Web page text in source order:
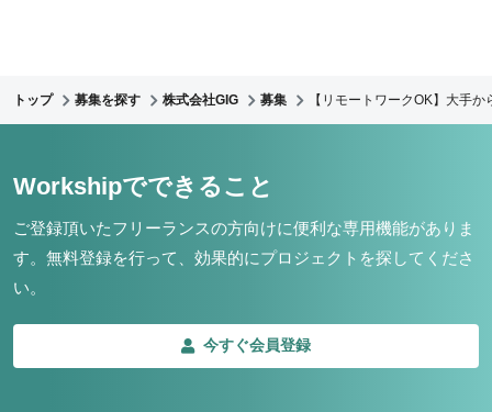
トップ 募集を探す 株式会社GIG 募集 【リモートワークOK】大手
Workshipでできること
ご登録頂いたフリーランスの方向けに便利な専用機能がありま
す。 無料登録を行って、効果的にプロジェクトを探してくださ
い。
今すぐ会員登録